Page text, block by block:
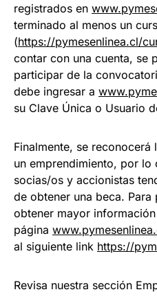
registrados en
terminado al menos un
(https://pymesenlinea.cl/
contar con una cuenta, se
participar de la
debe ingresar a
su Clave Única o Usuario
Finalmente, se
un emprendimiento, por lo
socias/os y accionistas
de obtener una beca.
obtener mayor
página
al siguiente link https://
Revisa nuestra sección